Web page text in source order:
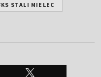
STALI MIELEC